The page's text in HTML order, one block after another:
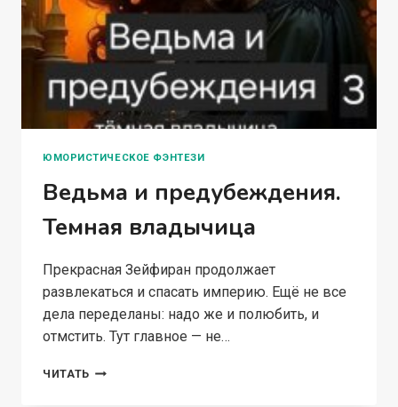
ЮМОРИСТИЧЕСКОЕ ФЭНТЕЗИ
Ведьма и предубеждения.
Темная владычица
Прекрасная Зейфиран продолжает
развлекаться и спасать империю. Ещё не все
дела переделаны: надо же и полюбить, и
отмстить. Тут главное — не…
ЧИТАТЬ ВЕДЬМА